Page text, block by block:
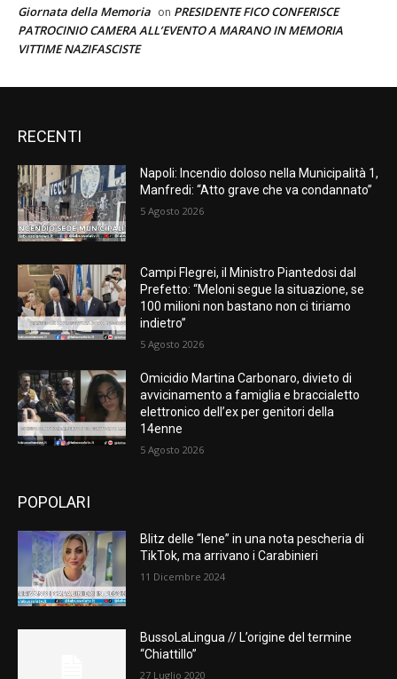
Giornata della Memoria on PRESIDENTE FICO CONFERISCE
PATROCINIO CAMERA ALL’EVENTO A MARANO IN MEMORIA
VITTIME NAZIFASCISTE
RECENTI
Napoli: Incendio doloso nella Municipalità 1,
Manfredi: “Atto grave che va condannato”
5 Agosto 2026
Campi Flegrei, il Ministro Piantedosi dal
Prefetto: “Meloni segue la situazione, se
100 milioni non bastano non ci tiriamo
indietro”
5 Agosto 2026
Omicidio Martina Carbonaro, divieto di
avvicinamento a famiglia e braccialetto
elettronico dell’ex per genitori della
14enne
5 Agosto 2026
POPOLARI
Blitz delle “Iene” in una nota pescheria di
TikTok, ma arrivano i Carabinieri
11 Dicembre 2024
BussoLaLingua // L’origine del termine
“Chiattillo”
27 Luglio 2020